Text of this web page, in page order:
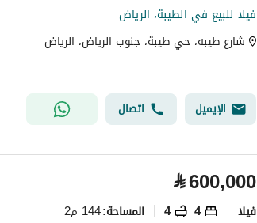
فيلا للبيع في الطيبة، الرياض
شارع طيبه، حي طيبة، جنوب الرياض، الرياض
الإيميل اتصال
⃁600,000
فیلا 4
4 المساحة:144 م2